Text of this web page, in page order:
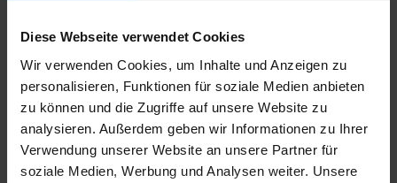
Diese Webseite verwendet Cookies
Wir verwenden Cookies, um Inhalte und Anzeigen zu
personalisieren, Funktionen für soziale Medien anbieten
zu können und die Zugriffe auf unsere Website zu
analysieren. Außerdem geben wir Informationen zu Ihrer
Verwendung unserer Website an unsere Partner für
soziale Medien, Werbung und Analysen weiter. Unsere
KONTAKT